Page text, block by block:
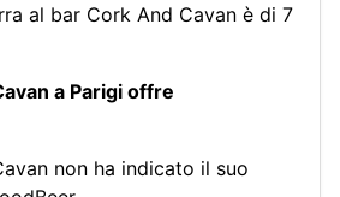
al bar Cork And Cavan è di 7
a Parigi offre
non ha indicato il suo